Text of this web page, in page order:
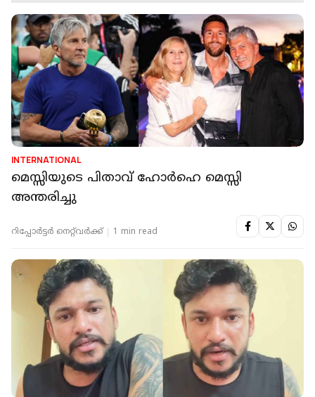
INTERNATIONAL
മെസ്സിയുടെ പിതാവ് ഹോര്‍ഹെ മെസ്സി
അന്തരിച്ചു
റിപ്പോർട്ടർ നെറ്റ്‌വര്‍ക്ക്‌ 1 min read